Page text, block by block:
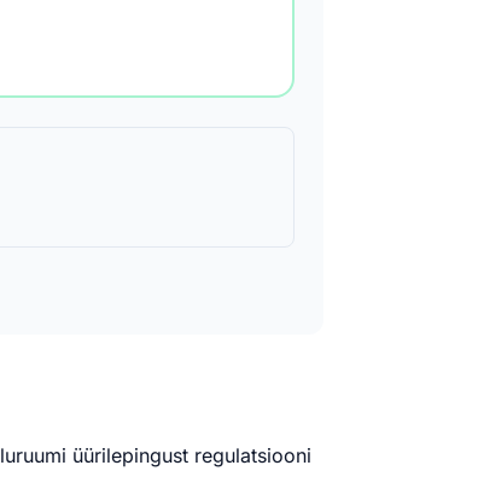
üürilepingust regulatsiooni